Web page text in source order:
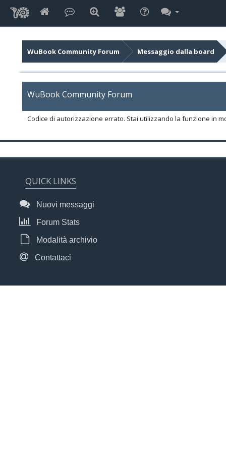
WuBook Community Forum Messaggio dalla board
WuBook Community Forum
Codice di autorizzazione errato. Stai utilizzando la funzione in
QUICK LINKS
Nuovi messaggi
Forum Stats
Modalità archivio
Contattaci